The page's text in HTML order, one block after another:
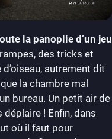
la panoplie d’un jeu
des tricks et
autrement dit
la chambre mal
bureau. Un petit air de
déplaire ! Enfin, dans
où il faut pour